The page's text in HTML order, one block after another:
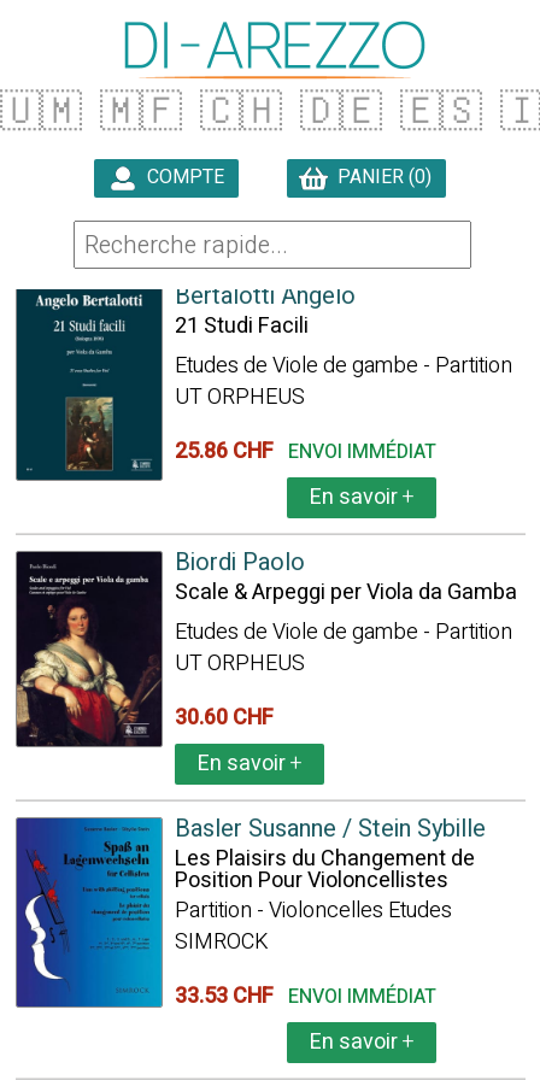
🇺🇲 🇲🇫 🇨🇭 🇩🇪 🇪🇸
COMPTE PANIER (0)
4 ARTICLES TROUVÉS
Bertalotti Angelo
21 Studi Facili
Etudes de Viole de gambe - Partition
UT ORPHEUS
25.86 CHF ENVOI IMMÉDIAT
En savoir+
Biordi Paolo
Scale & Arpeggi per Viola da Gamba
Etudes de Viole de gambe - Partition
UT ORPHEUS
30.60 CHF
En savoir+
Basler Susanne / Stein Sybille
Les Plaisirs du Changement de
Position Pour Violoncellistes
Partition - Violoncelles Etudes
SIMROCK
33.53 CHF ENVOI IMMÉDIAT
En savoir+